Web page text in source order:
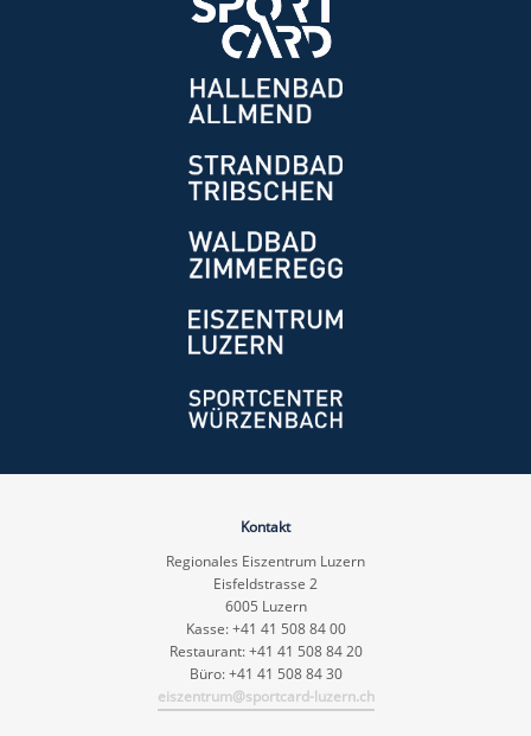
Kontakt
Regionales Eiszentrum Luzern
Eisfeldstrasse 2
6005 Luzern
Kasse: +41 41 508 84 00
Restaurant: +41 41 508 84 20
Büro: +41 41 508 84 30
eiszentrum@sportcard-luzern.ch